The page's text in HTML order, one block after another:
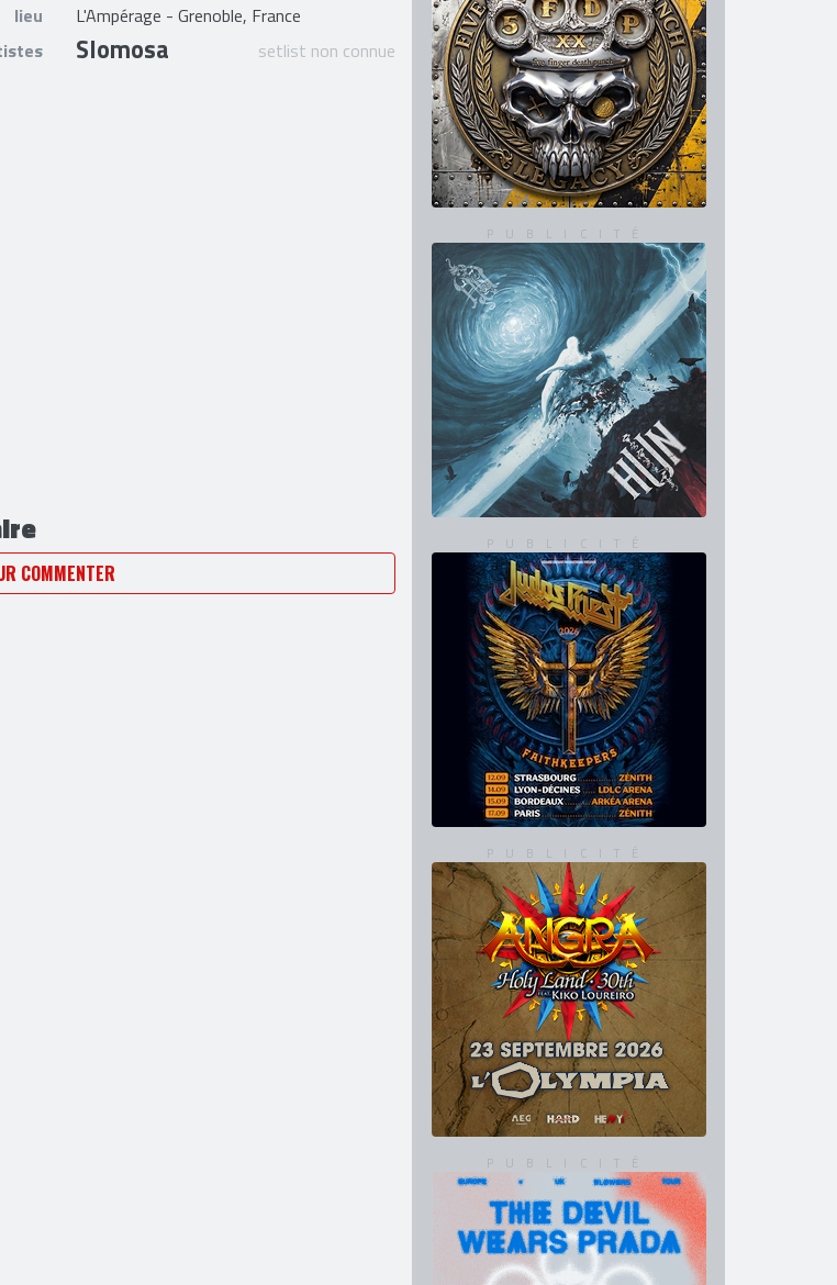
lieu
L'Ampérage - Grenoble, France
Slomosa setlist non connue
COMMENTER